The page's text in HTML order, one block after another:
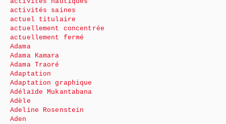
activités saines
actuel titulaire
actuellement concentrée
actuellement fermé
Adama
Adama Kamara
Adama Traoré
Adaptation
Adaptation graphique
Adélaïde Mukantabana
Adèle
Adeline Rosenstein
Aden